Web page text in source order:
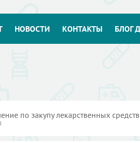
НОВОСТИ КОНТАКТЫ БЛОГ
по закупу лекарственных